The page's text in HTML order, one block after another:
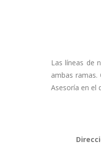
Las líneas de
ambas ramas.
Asesoría en el